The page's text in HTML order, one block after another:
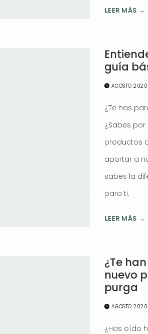
LEER MÁS →
guía
AGOSTO 2020
¿Te has
¿Sabes
productos
aportar a
sabes la
para ti.
LEER MÁS →
¿Te
nuevo
purga
AGOSTO 2020
¿Has oído